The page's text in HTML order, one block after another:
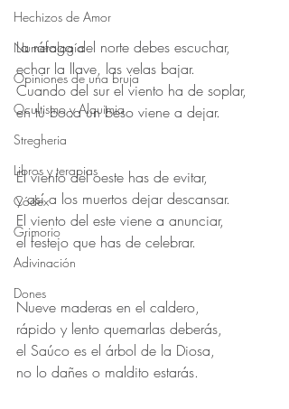
Hechizos de Amor
Numerología
Opiniones de una bruja
Ocultismo y Alquimia
Stregheria
Libros y terapias
Códex
Grimorio
Adivinación
Dones
La ráfaga del norte debes escuchar,
echar la llave, las velas bajar.
Cuando del sur el viento ha de soplar,
en tu boca un beso viene a dejar.
El viento del oeste has de evitar,
y así a los muertos dejar descansar.
El viento del este viene a anunciar,
el festejo que has de celebrar.
Nueve maderas en el caldero,
rápido y lento quemarlas deberás,
el Saúco es el árbol de la Diosa,
no lo dañes o maldito estarás.